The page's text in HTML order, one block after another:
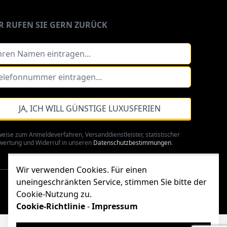
RUFEN SIE GERN ZURÜCK
JA, ICH WILL GÜNSTIGE LUXUSFERIEN
zum Anmeldeverfahren, Versanddienstleister, statistischer
und Widerruf in unseren Datenschutzbestimmungen.
Wir verwenden Cookies. Für einen
uneingeschränkten Service, stimmen Sie bitte der
Cookie-Nutzung zu.
Cookie-Richtlinie-Impressum